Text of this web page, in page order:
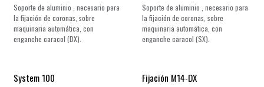
Soporte de aluminio , necesario para
la fijación de coronas, sobre
maquinaria automática, con
enganche caracol (DX).
Soporte de aluminio , necesario para
la fijación de coronas, sobre
maquinaria automática, con
enganche caracol (SX).
System 100 Fijación M14-DX